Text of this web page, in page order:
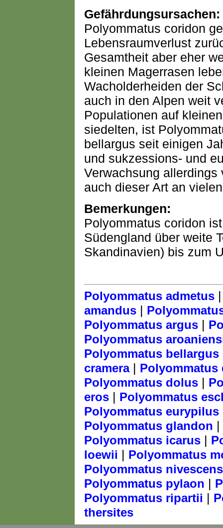
Gefährdungsursachen:
Polyommatus coridon
Lebensraumverlust
Gesamtheit aber eher
kleinen Magerrasen
Wacholderheiden der
auch in den Alpen weit
Populationen auf
siedelten, ist
bellargus seit einigen
und sukzessions- und
Verwachsung
auch dieser Art an
Bemerkungen:
Polyommatus coridon
Südengland über weite
Skandinavien) bis zum
Polyommatus admetus
amandus |
Polyommatus argus |
Polyommatus
Polyommatus bellargus
cramera| Polyommatus
Polyommatus dolus |
eros | Polyommatus
Polyommatus eurypilus
Polyommatus glandon |
Polyommatus icarus |
loewii | Polyommatus
Polyommatus nivescens
Polyommatus pylaon |
Polyommatus ripartii |
thersites